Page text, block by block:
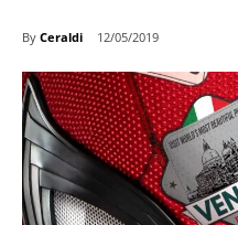
By Ceraldi 12/05/2019